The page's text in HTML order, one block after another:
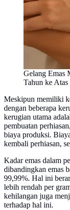
Gelang Emas
Tahun ke Atas
Meskipun memiliki
dengan beberapa
kerugian utama
pembuatan
biaya produksi.
kembali perhiasan,
Kadar emas dalam
dibandingkan emas
99,99%. Hal ini
lebih rendah per
kehilangan juga
terhadap hal ini.